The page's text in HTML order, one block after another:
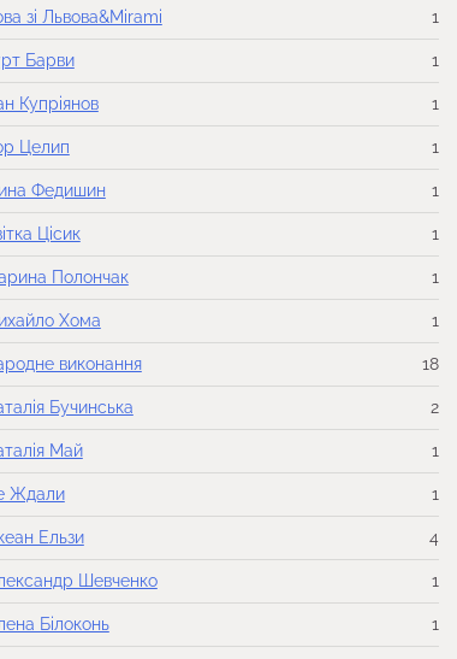
зі Львова&Mirami 1
Барви 1
Купріянов 1
Целип 1
Федишин 1
Цісик 1
Полончак 1
Хома 1
виконання 18
Бучинська 2
Май 1
Ждали 1
Ельзи 4
Шевченко 1
Білоконь 1